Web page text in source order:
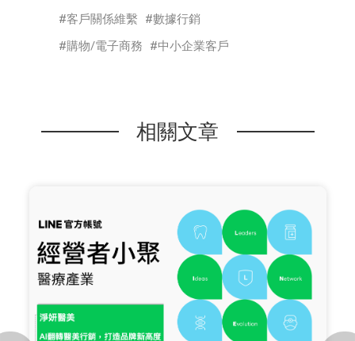
客戶關係維繫
數據行銷
購物/電子商務
中小企業客戶
相關文章